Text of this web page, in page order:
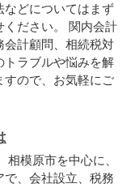
などについてはまず
ください。 関内会計
会計顧問、相続税対
トラブルや悩みを解
すので、お気軽にご
相模原市を中心に、
、会社設立、税務